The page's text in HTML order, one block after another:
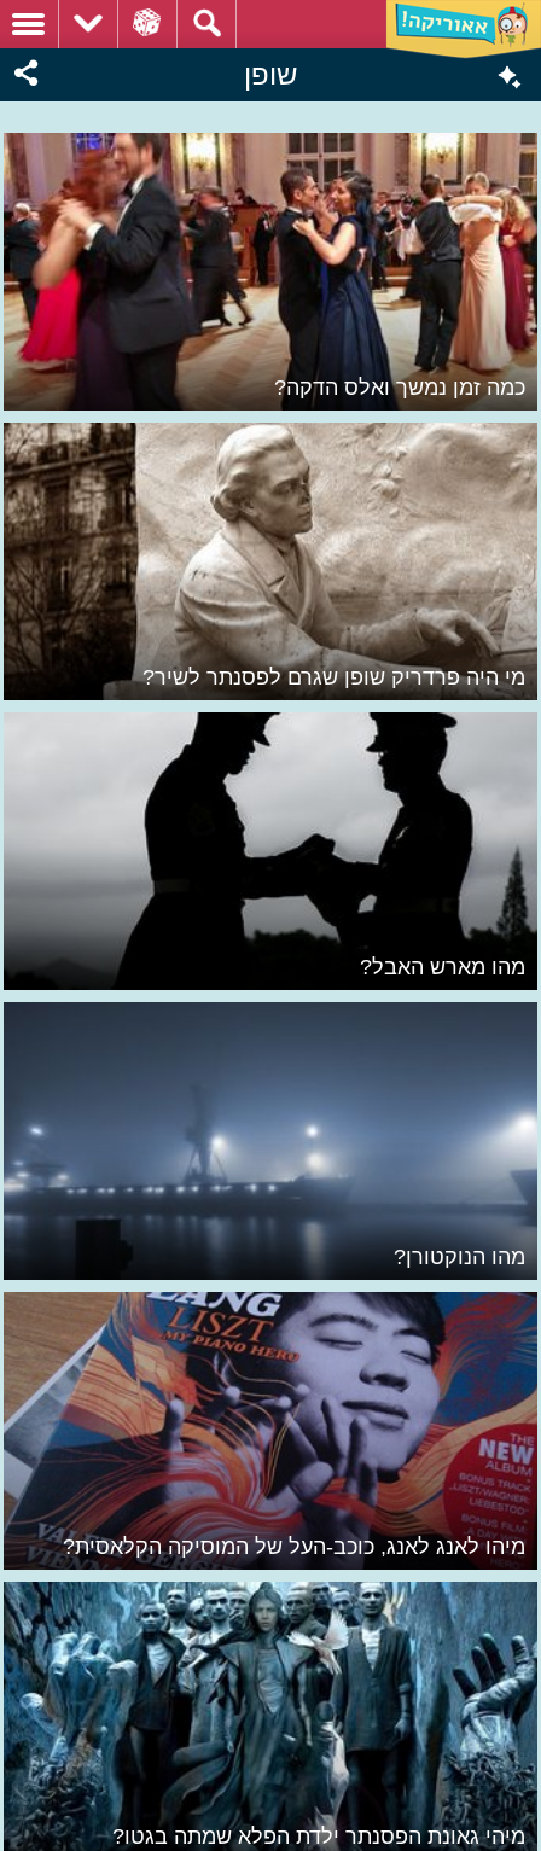
שופן
כמה זמן נמשך ואלס הדקה?
מי היה פרדריק שופן שגרם לפסנתר לשיר?
מהו מארש האבל?
מהו הנוקטורן?
מיהו לאנג לאנג, כוכב-העל של המוסיקה הקלאסית?
מיהי גאונת הפסנתר ילדת הפלא שמתה בגטו?